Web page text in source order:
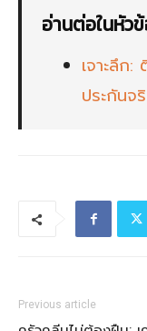
อ่านต่อในหัว
เจาะลึก
ประกันจ
Previous article